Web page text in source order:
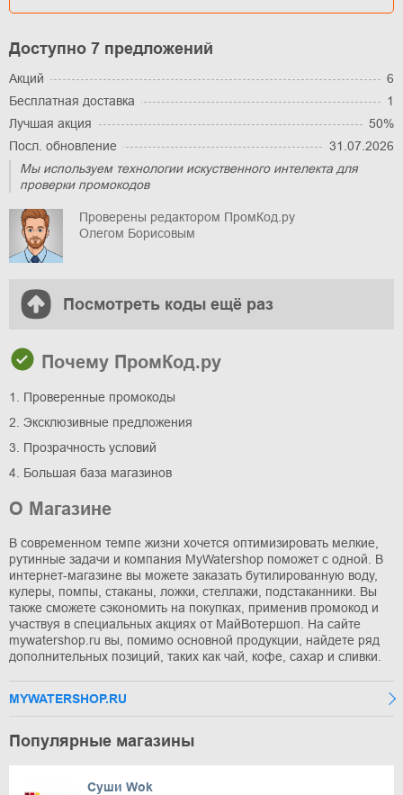
Доступно 7 предложений
Акций
6
Бесплатная доставка
1
Лучшая акция
50%
Посл. обновление
31.07.2026
Мы используем технологии искуственного интелекта для
проверки промокодов
Проверены редактором ПромКод.ру
Олегом Борисовым
Посмотреть коды ещё раз
Почему ПромКод.ру
1. Проверенные промокоды
2. Эксклюзивные предложения
3. Прозрачность условий
4. Большая база магазинов
О Магазине
В современном темпе жизни хочется оптимизировать мелкие,
рутинные задачи и компания MyWatershop поможет с одной. В
интернет-магазине вы можете заказать бутилированную воду,
кулеры, помпы, стаканы, ложки, стеллажи, подстаканники. Вы
также сможете сэкономить на покупках, применив промокод и
участвуя в специальных акциях от МайВотершоп. На сайте
mywatershop.ru вы, помимо основной продукции, найдете ряд
дополнительных позиций, таких как чай, кофе, сахар и сливки.
MYWATERSHOP.RU
Популярные магазины
Суши Wok